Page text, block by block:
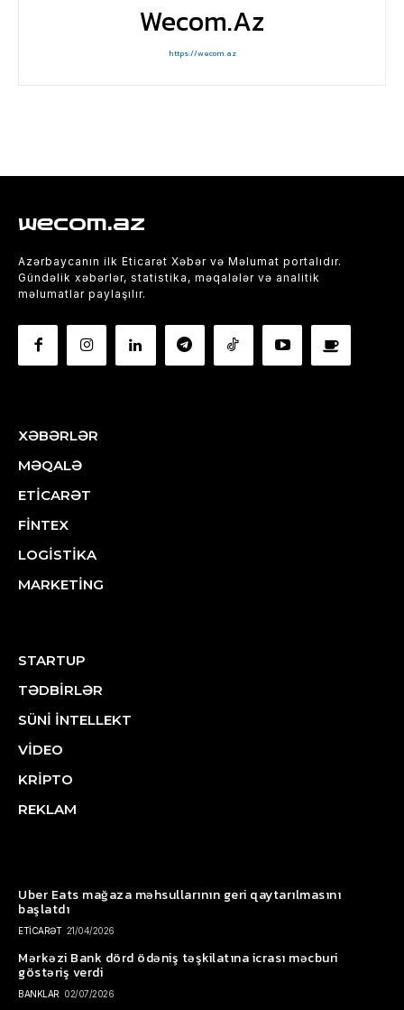
Wecom.az
https://wecom.az
wecom.az
Azərbaycanın ilk Eticarət Xəbər və Məlumat portalıdır.
Gündəlik xəbərlər, statistika, məqalələr və analitik
məlumatlar paylaşılır.
XƏBƏRLƏR
MƏQALƏ
ETİCARƏT
FİNTEX
LOGİSTİKA
MARKETİNG
STARTUP
TƏDBİRLƏR
SÜNİ İNTELLEKT
VİDEO
KRİPTO
REKLAM
Uber Eats mağaza məhsullarının geri qaytarılmasını
başlatdı
ETİCARƏT 21/04/2026
Mərkəzi Bank dörd ödəniş təşkilatına icrası məcburi
göstəriş verdi
BANKLAR 02/07/2026